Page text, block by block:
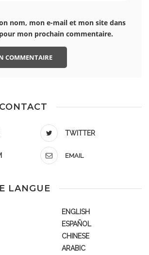
nom, mon e-mail et mon site dans
mon prochain commentaire.
TWITTER
EMAIL
LANGUE
ENGLISH
ESPAÑOL
CHINESE
ARABIC